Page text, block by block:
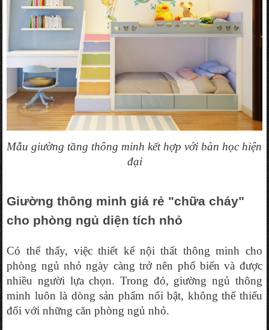
Mẫu giường tầng thông minh kết hợp với bàn học hiện
đại
Giường thông minh giá rẻ "chữa cháy"
cho phòng ngủ diện tích nhỏ
Có thể thấy, việc thiết kế nội thất thông minh cho
phòng ngủ nhỏ ngày càng trở nên phổ biến và được
nhiều người lựa chọn. Trong đó, giường ngủ thông
minh luôn là dòng sản phẩm nổi bật, không thể thiếu
đối với những căn phòng ngủ nhỏ.